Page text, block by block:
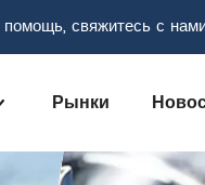
свяжитесь с
Рынки